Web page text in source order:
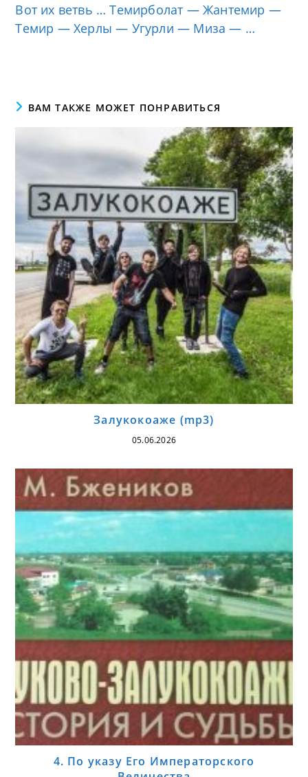
Вот их ветвь … Темирболат — Жантемир —
Темир — Херлы — Угурли — Миза — …
ВАМ ТАКЖЕ МОЖЕТ ПОНРАВИТЬСЯ
Залукокоаже (mp3)
05.06.2026
4. По указу Его Императорского